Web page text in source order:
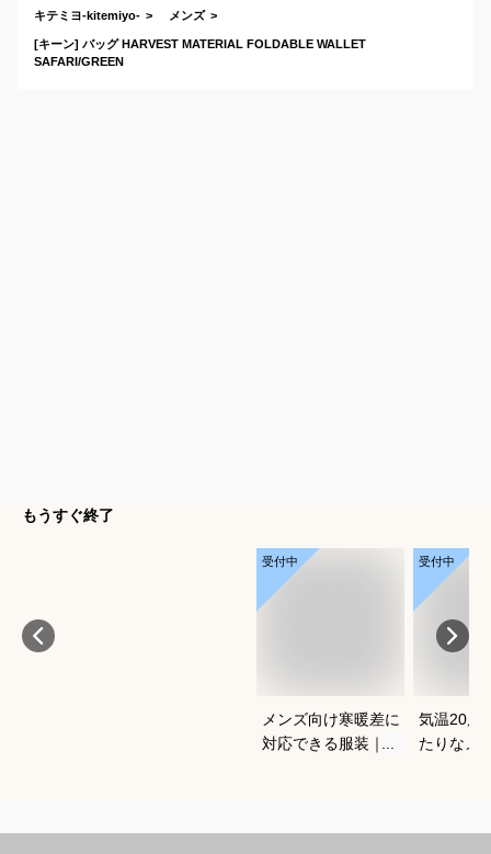
キテミヨ-kitemiyo- メンズ
[キーン] バッグ HARVEST MATERIAL FOLDABLE WALLET
SAFARI/GREEN
もうすぐ終了
受付中
メンズ向け寒暖差に
対応できる服装｜持
受付中
気温20度
たりなメ